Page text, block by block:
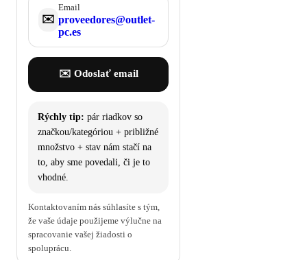
✉️
Email
proveedores@outlet-
pc.es
✉️ Odoslať email
Rýchly tip: pár riadkov so
značkou/kategóriou + približné
množstvo + stav nám stačí na
to, aby sme povedali, či je to
vhodné.
Kontaktovaním nás súhlasíte s tým,
že vaše údaje použijeme výlučne na
spracovanie vašej žiadosti o
spoluprácu.